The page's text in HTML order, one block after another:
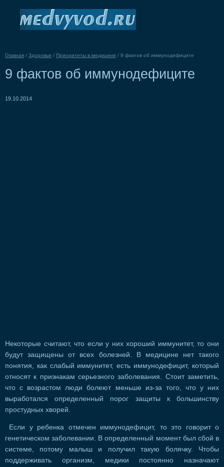
Главная / Здоровье / Приоритеты в медицине / 9 фактов об иммунодефиците
9 фактов об иммунодефиците
19.10.2014
Некоторые считают, что если у них хороший иммунитет, то они
будут защищены от всех болезней. В медицине нет такого
понятия, как слабый иммунитет, есть иммунодефицит, который
относят к признакам серьезного заболевания. Стоит заметить,
что с возрастом люди болеют меньше из-за того, что у них
выработался определенный порог защиты к большинству
простудных хворей.
Если у ребенка отмечен иммунодефицит, то это говорит о
генетическом заболевании. В определенный момент был сбой в
системе, потому малыш и получил такую болячку. Чтобы
поддерживать организм, медики постоянно назначают